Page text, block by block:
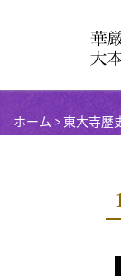
ホーム >東大寺歷